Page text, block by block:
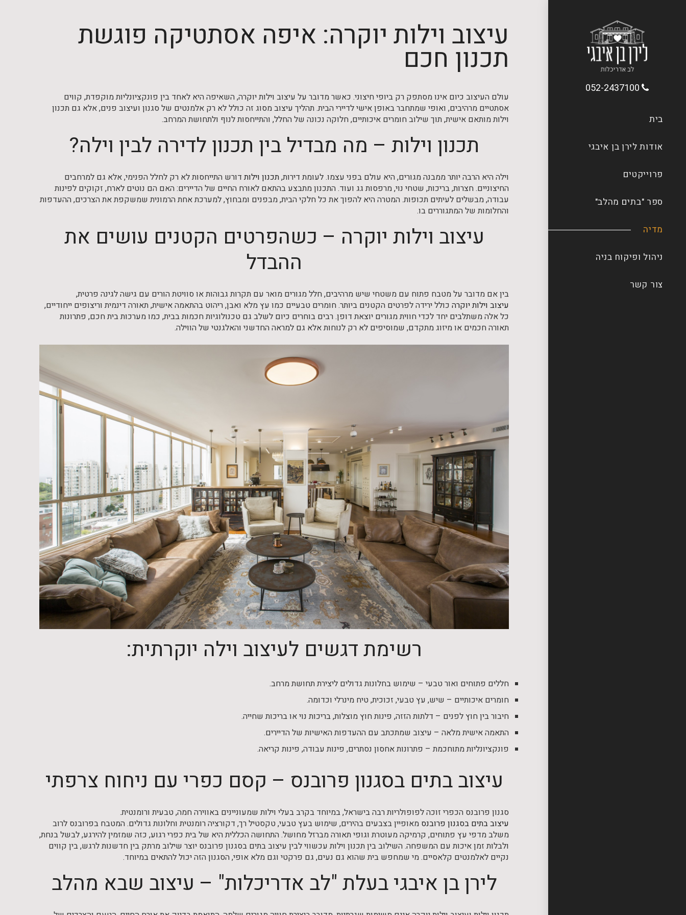
בית
אודות לירן בן איבגי
פרוייקטים
ספר "בתים מהלב"
מדיה
ניהול ופיקוח בניה
צור קשר
עיצוב וילות יוקרה: איפה אסתטיקה פוגשת
תכנון חכם
עולם העיצוב כיום אינו מסתפק רק ביופי חיצוני. כאשר מדובר על עיצוב וילות יוקרה, השאיפה היא לאחד בין פונקציונליות מוקפדת, קווים
אסתטיים מרהיבים, ואופי שמתחבר באופן אישי לדיירי הבית. תהליך עיצוב מסוג זה כולל לא רק אלמנטים של סגנון ועיצוב פנים, אלא גם תכנון
וילות מותאם אישית, תוך שילוב חומרים איכותיים, חלוקה נכונה של החלל, והתייחסות לנוף ולתחושת המרחב.
תכנון וילות – מה מבדיל בין תכנון לדירה לבין וילה?
וילה היא הרבה יותר ממבנה מגורים, היא עולם בפני עצמו. לעומת דירות,תכנון וילותדורש התייחסות לא רק לחלל הפנימי, אלא גם למרחבים
החיצוניים. חצרות, בריכות, שטחי נוי, מרפסות גג ועוד. התכנון מתבצע בהתאם לאורח החיים של הדיירים: האם הם נוטים לארח, זקוקים לפינות
עבודה, מבשלים לעיתים תכופות. המטרה היא להפוך את כל חלקי הבית, מבפנים ומבחוץ, למערכת אחת הרמונית שמשקפת את הצרכים, ההעדפות
והחלומות של המתגוררים בו.
עיצוב וילות יוקרה – כשהפרטים הקטנים עושים את
ההבדל
בין אם מדובר על מטבח פתוח עם משטחי שיש מרהיבים, חלל מגורים מואר עם תקרות גבוהות או סוויטת הורים עם גישה לגינה פרטית,
עיצוב וילות יוקרה כולל ירידה לפרטים הקטנים ביותר. חומרים טבעיים כמו עץ מלא ואבן, ריהוט בהתאמה אישית, תאורה דינמית וריצופים ייחודיים,
כל אלה משתלבים יחד לכדי חווית מגורים יוצאת דופן. רבים בוחרים כיום לשלב גם טכנולוגיות חכמות בבית, כמו מערכות בית חכם, פתרונות
תאורה חכמים או מיזוג מתקדם, שמוסיפים לא רק לנוחות אלא גם למראה החדשני והאלגנטי של הווילה.
רשימת דגשים לעיצוב וילה יוקרתית:
חללים פתוחים ואור טבעי – שימוש בחלונות גדולים ליצירת תחושת מרחב.
חומרים איכותיים – שיש, עץ טבעי, זכוכית, טיח מינרלי וכדומה.
חיבור בין חוץ לפנים – דלתות הזזה, פינות חוץ מוצלות, בריכות נוי או בריכות שחייה.
התאמה אישית מלאה – עיצוב שמתכתב עם ההעדפות האישיות של הדיירים.
פונקציונליות מתוחכמת – פתרונות אחסון נסתרים, פינות עבודה, פינות קריאה.
עיצוב בתים בסגנון פרובנס – קסם כפרי עם ניחוח צרפתי
סגנון פרובנס הכפרי זוכה לפופולריות רבה בישראל, במיוחד בקרב בעלי וילות שמעוניינים באווירה חמה, טבעית ורומנטית.
עיצוב בתים בסגנון פרובנס מאופיין בצבעים בהירים, שימוש בעץ טבעי, טקסטיל רך, דקורציה רומנטית וחלונות גדולים. המטבח בפרובנס לרוב
משלב מדפי עץ פתוחים, קרמיקה מעוטרת וגופי תאורה מברזל מחושל. התחושה הכללית היא של בית כפרי רגוע, כזה שמזמין להירגע, לבשל בנחת,
ולבלות זמן איכות עם המשפחה. השילוב בין תכנון וילות עכשווי לבין עיצוב בתים בסגנון פרובנס יוצר שילוב מרתק בין חדשנות לרגש, בין קווים
נקיים לאלמנטים קלאסיים. מי שמחפש בית שהוא גם נעים, גם פרקטי וגם מלא אופי, הסגנון הזה יכול להתאים במיוחד.
לירן בן איבגי בעלת "לב אדריכלות" – עיצוב שבא מהלב